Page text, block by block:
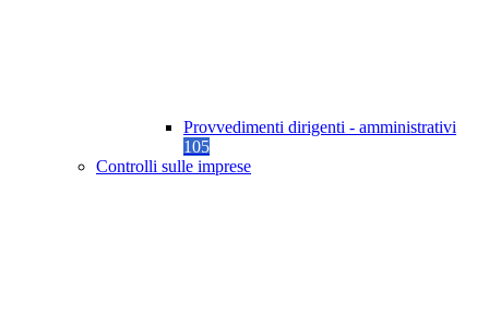
Provvedimenti dirigenti - amministrativi
105
Controlli sulle imprese